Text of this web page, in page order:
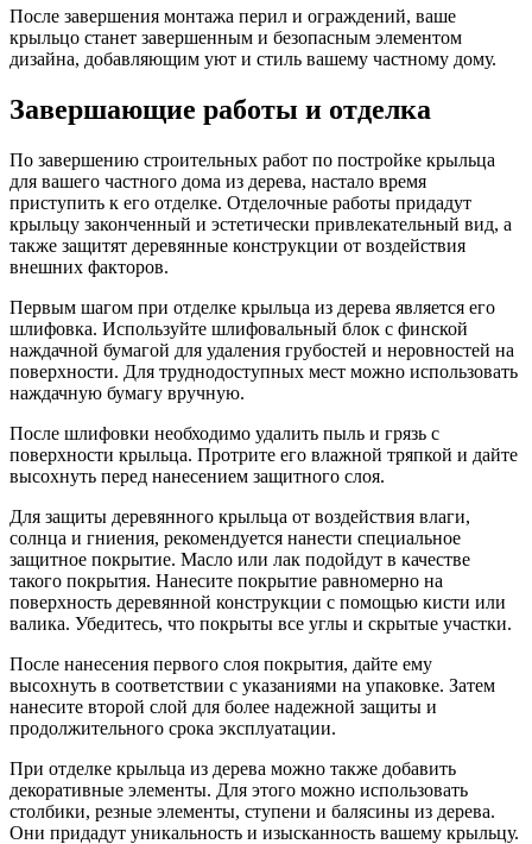
После завершения монтажа перил и ограждений, ваше
крыльцо станет завершенным и безопасным элементом
дизайна, добавляющим уют и стиль вашему частному дому.
Завершающие работы и отделка
По завершению строительных работ по постройке крыльца
для вашего частного дома из дерева, настало время
приступить к его отделке. Отделочные работы придадут
крыльцу законченный и эстетически привлекательный вид, а
также защитят деревянные конструкции от воздействия
внешних факторов.
Первым шагом при отделке крыльца из дерева является его
шлифовка. Используйте шлифовальный блок с финской
наждачной бумагой для удаления грубостей и неровностей на
поверхности. Для труднодоступных мест можно использовать
наждачную бумагу вручную.
После шлифовки необходимо удалить пыль и грязь с
поверхности крыльца. Протрите его влажной тряпкой и дайте
высохнуть перед нанесением защитного слоя.
Для защиты деревянного крыльца от воздействия влаги,
солнца и гниения, рекомендуется нанести специальное
защитное покрытие. Масло или лак подойдут в качестве
такого покрытия. Нанесите покрытие равномерно на
поверхность деревянной конструкции с помощью кисти или
валика. Убедитесь, что покрыты все углы и скрытые участки.
После нанесения первого слоя покрытия, дайте ему
высохнуть в соответствии с указаниями на упаковке. Затем
нанесите второй слой для более надежной защиты и
продолжительного срока эксплуатации.
При отделке крыльца из дерева можно также добавить
декоративные элементы. Для этого можно использовать
столбики, резные элементы, ступени и балясины из дерева.
Они придадут уникальность и изысканность вашему крыльцу.